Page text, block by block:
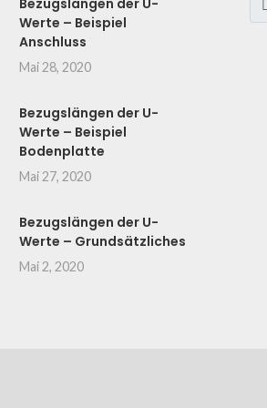
Bezugslängen der U-
Werte – Beispiel
Anschluss
Mai 28, 2020
Bezugslängen der U-
Werte – Beispiel
Bodenplatte
Mai 27, 2020
Bezugslängen der U-
Werte – Grundsätzliches
Mai 2, 2020